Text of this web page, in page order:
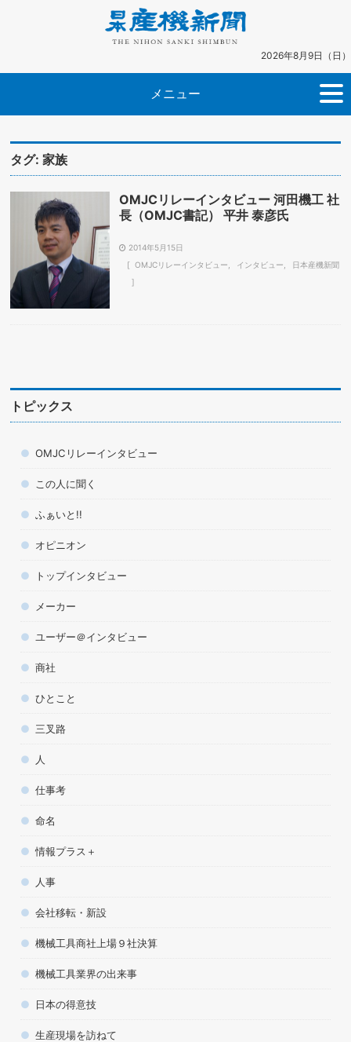
2026年8月9日（日）
メニュー
タグ:家族
OMJCリレーインタビュー 河田機工 社
長（OMJC書記） 平井 泰彦氏
2014年5月15日
OMJCリレーインタビュー
インタビュー 日本産機新聞
トピックス
OMJCリレーインタビュー
この人に聞く
ふぁいと!!
オピニオン
トップインタビュー
メーカー
ユーザー＠インタビュー
商社
ひとこと
三叉路
人
仕事考
命名
情報プラス＋
人事
会社移転・新設
機械工具商社上場９社決算
機械工具業界の出来事
日本の得意技
生産現場を訪ねて